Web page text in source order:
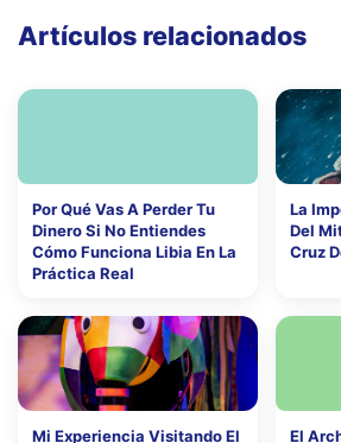
Artículos relacionados
Por Qué Vas A Perder Tu
Dinero Si No Entiendes
Cómo Funciona Libia En La
Práctica Real
La
Del
Cruz
Mi Experiencia Visitando El El